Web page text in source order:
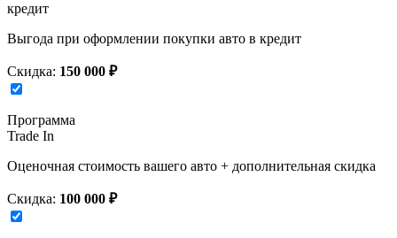
кредит
Выгода при оформлении покупки авто в кредит
Скидка: 150 000 ₽
Программа
Trade In
Оценочная стоимость вашего авто + дополнительная скидка
Скидка: 100 000 ₽